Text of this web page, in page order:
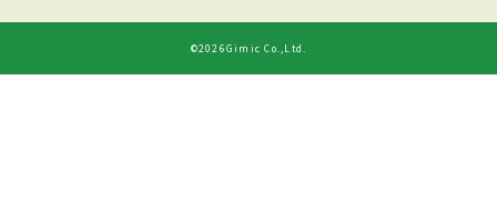
©2026Gimic Co.,Ltd.